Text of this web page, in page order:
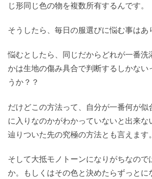
じ形同じ色の物を複数所有するんです。
そうしたら、毎日の服選びに悩む事はあ
悩むとしたら、同じだからどれが一番洗
かは生地の傷み具合で判断するしかない
うか？？
だけどこの方法って、自分が一番何が似
に入りなのかがわかっていないと出来な
辿りついた先の究極の方法とも言えます。
そして大抵モノトーンになりがちなので
か。もしくはその色と決めたらずっとに